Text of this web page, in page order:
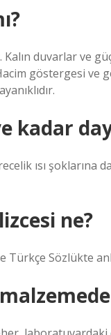
duvarlar ve
göstergesi ve
kadar
ısı şoklarına
ne?
Türkçe Sözlükte